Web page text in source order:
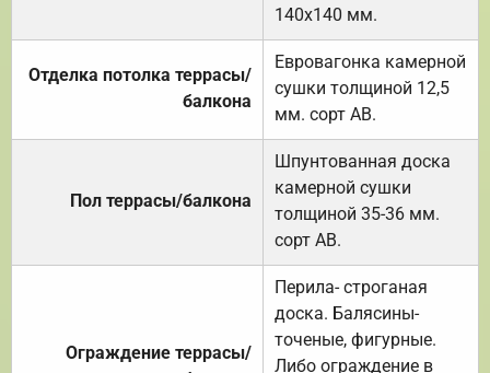
140х140 мм.
Отделка потолка террасы/
балкона
Евровагонка камерной
сушки толщиной 12,5
мм. сорт АВ.
Пол террасы/балкона
Шпунтованная доска
камерной сушки
толщиной 35-36 мм.
сорт АВ.
Ограждение террасы/
Перила- строганая
доска. Балясины-
точеные, фигурные.
Либо ограждение в